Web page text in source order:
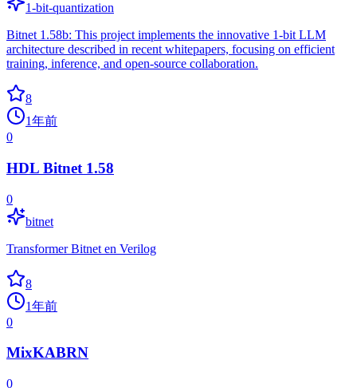
1-bit-quantization
Bitnet 1.58b: This project implements the innovative 1-bit LLM
architecture described in recent whitepapers, focusing on efficient
training, inference, and open-source collaboration.
8
1年前
0
HDL Bitnet 1.58
0
bitnet
Transformer Bitnet en Verilog
8
1年前
0
MixKABRN
0